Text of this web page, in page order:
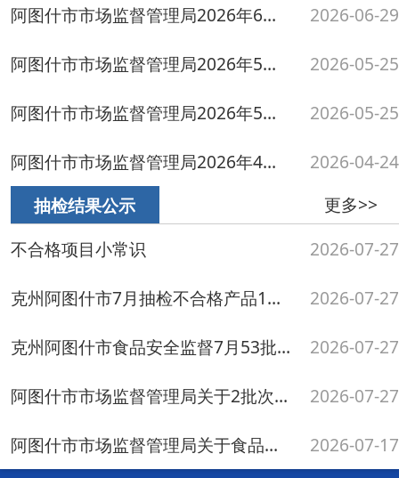
阿图什市市场监督管理局关于2批次不合格复用餐饮具核查处置情况的通告（2026年第8... 2026-07-27
阿图什市市场监督管理局关于食品安全监督抽检中不合格食品核查处置情况的通告（20... 2026-07-17